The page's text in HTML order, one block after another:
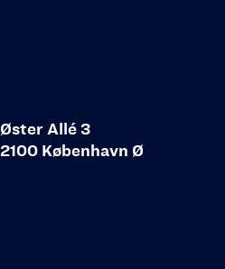
Øster Allé 3
2100 København Ø